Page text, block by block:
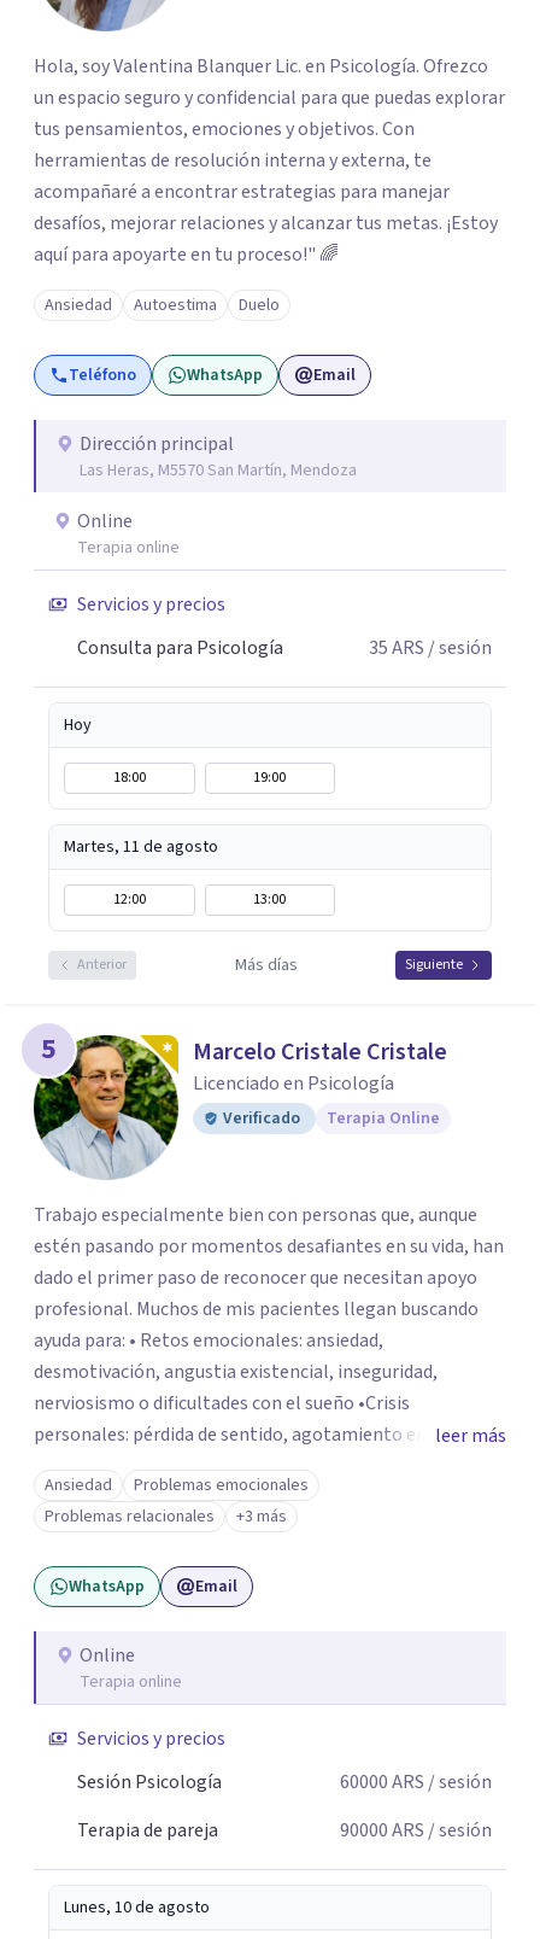
Hola, soy Valentina Blanquer Lic. en Psicología. Ofrezco
un espacio seguro y confidencial para que puedas explorar
tus pensamientos, emociones y objetivos. Con
herramientas de resolución interna y externa, te
acompañaré a encontrar estrategias para manejar
desafíos, mejorar relaciones y alcanzar tus metas. ¡Estoy
aquí para apoyarte en tu proceso!" 🌈
Ansiedad Autoestima Duelo
Teléfono WhatsApp Email
Dirección principal
Las Heras, M5570 San Martín, Mendoza
Online
Terapia online
Servicios y precios
Consulta para Psicología
35ARS / sesión
Hoy
18:00 19:00
Martes, 11 de agosto
12:00 13:00
Anterior Más días Siguiente
5 Marcelo Cristale Cristale
Licenciado en Psicología
Verificado Terapia Online
Trabajo especialmente bien con personas que, aunque
estén pasando por momentos desafiantes en su vida, han
dado el primer paso de reconocer que necesitan apoyo
profesional. Muchos de mis pacientes llegan buscando
ayuda para: • Retos emocionales: ansiedad,
desmotivación, angustia existencial, inseguridad,
nerviosismo o dificultades con el sueño •Crisis
personales: pérdida de sentido, agotamiento emocional
o dificultad para manejar transiciones vitales •Conflictos
relacionales: problemas de pareja, tensiones familiares,
desafíos laborales o dificultades en dinámicas sociales.
leer más
Ansiedad
Problemas emocionales
Problemas relacionales
+3 más
WhatsApp Email
Online
Terapia online
Servicios y precios
Sesión Psicología
60000ARS / sesión
Terapia de pareja
90000ARS / sesión
Lunes, 10 de agosto